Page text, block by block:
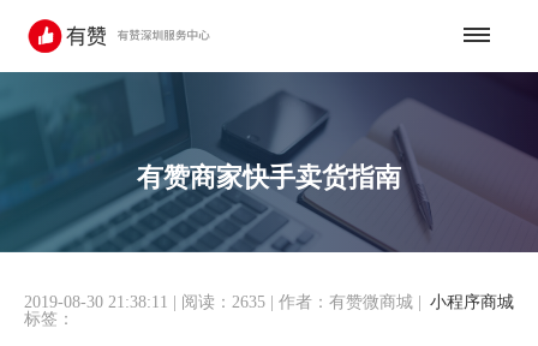
有赞商家快手卖货指南
小程序商城
2019-08-30 21:38:11 阅读：2635 作者：有赞微商城
标签：